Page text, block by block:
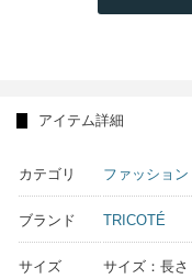
アイテム詳細
カテゴリ ファッション
ブランド TRICOTÉ
サイズ サイズ：長